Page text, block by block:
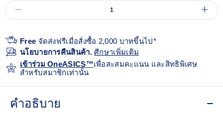
Free จัดส่งฟรีเมื่อสั่งซื้อ 2,000 บาทขึ้นไป*
นโยบายการคืนสินค้า.ศีกษาเพิ่มเติม
เข้าร่วม OneASICS™เพื่อสะสมคะแนน และสิทธิพิเศษ
สำหรับสมาชิกเท่านั้น
คำอธิบาย